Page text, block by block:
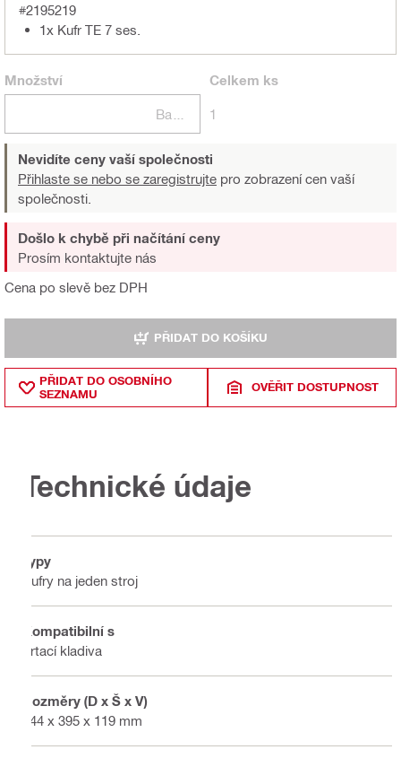
#2195219
1x Kufr TE 7 ses.
Množství Celkem ks
1
Nevidíte ceny vaší společnosti
Přihlaste se nebo se zaregistrujte pro zobrazení cen vaší
společnosti.
Cena po slevě bez DPH
Došlo k chybě při načítání ceny
Prosím kontaktujte nás
PŘIDAT DO KOŠÍKU
PŘIDAT DO OSOBNÍHO
SEZNAMU
OVĚŘIT DOSTUPNOST
Technické údaje
Typy
Kufry na jeden stroj
Kompatibilní s
Vrtací kladiva
Rozměry (D x Š x V)
444 x 395 x 119 mm